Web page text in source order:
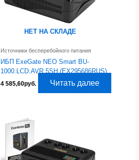
НЕТ НА СКЛАДЕ
Источники бесперебойного питания
ИБП ExeGate NEO Smart BU-
1000.LCD.AVR.5SH (EX295686RUS)
4 585,60руб. Читать далее